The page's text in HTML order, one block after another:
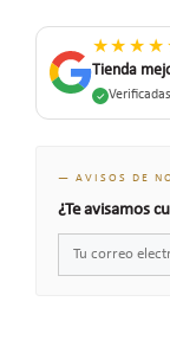
Tienda
Verificadas
— AVISOS DE
¿Te avisamos